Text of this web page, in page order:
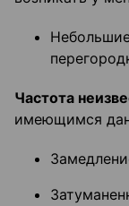
Частота
имеющимся